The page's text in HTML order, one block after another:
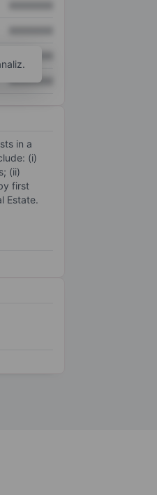
XXXXXXX
in a
(i)
(ii)
first
Estate.